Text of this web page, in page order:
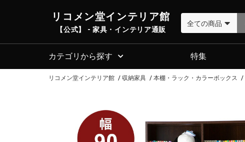
リコメン堂インテリア館
【公式】 - 家具・インテリア通販
カテゴリから探す 特集
リコメン堂インテリア館 収納家具 本棚・ラック・カラーボックス